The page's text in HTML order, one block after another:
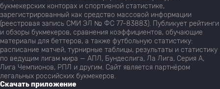
букмекерских конторах и спортивной статистике,
зарегистрированный как средство массовой информации
(реестровая запись СМИ ЭЛ № ФС 77-83883). Публикует рейтинги
и обзоры букмекеров, сравнения коэффициентов, обучающие
материалы для беттеров, а также футбольную статистику:
расписание матчей, турнирные таблицы, результаты и статистику
по ведущим лигам мира — АПЛ, Бундеслига, Ла Лига, Серия А,
Лига Чемпионов, РПЛ и другим. Сайт является партнёром
легальных российских букмекеров.
Скачать приложение